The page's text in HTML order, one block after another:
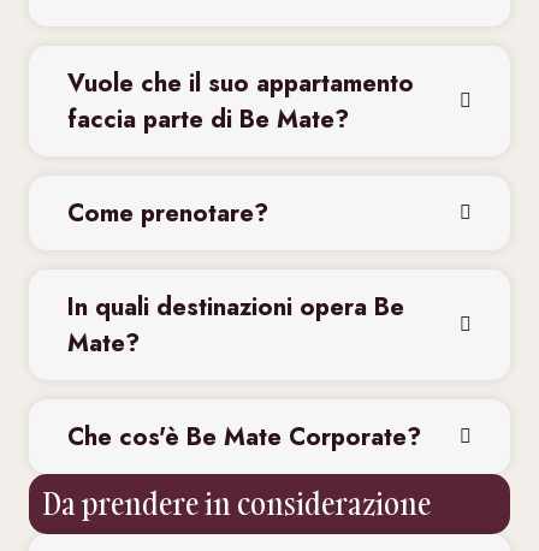
Vuole che il suo appartamento
faccia parte di Be Mate?
Come prenotare?
In quali destinazioni opera Be
Mate?
Che cos'è Be Mate Corporate?
Da prendere in considerazione